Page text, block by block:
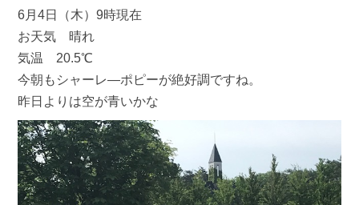
6月4日（木）9時現在
お天気 晴れ
気温 20.5℃
今朝もシャーレ―ポピーが絶好調ですね。
昨日よりは空が青いかな